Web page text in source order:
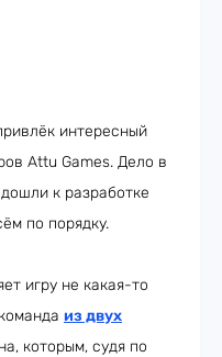
интересный
Attu Games. Дело в
к разработке
по порядку.
игру не какая-то
из двух
которым, судя по